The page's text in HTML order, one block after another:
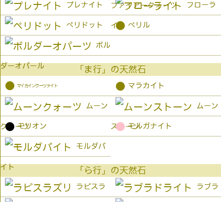
ファイアークォーツ
プレナイト フローラ
イト
ペリドット ● ベリル
ボル
ダーオパール 「ま行」の天然石
● マイカインクーツァイト ● マラカイト
ムーン
クォーツ
ムーン
ストーン
● モリオン ● モルガナイト
モルダバ
イト 「ら行」の天然石
ラピスラ ラブラ